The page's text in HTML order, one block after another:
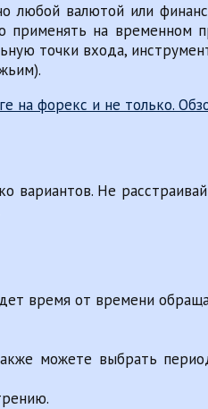
валютой или
на временном
точки входа,
вариантов. Не
время от времени
можете выбрать